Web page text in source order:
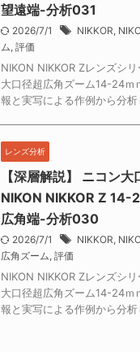
望遠端-分析031
2026/7/1 NIKKOR
ム 評価
NIKON NIKKOR Zレンズシ
大口径超広角ズーム14-24
報と実写による作例から分析
レンズ分析
【深層解説】 ニコン
NIKON NIKKOR Z
広角端-分析030
2026/7/1 NIKKOR
広角ズーム 評価
NIKON NIKKOR Zレンズシ
大口径超広角ズーム14-24
報と実写による作例から分析